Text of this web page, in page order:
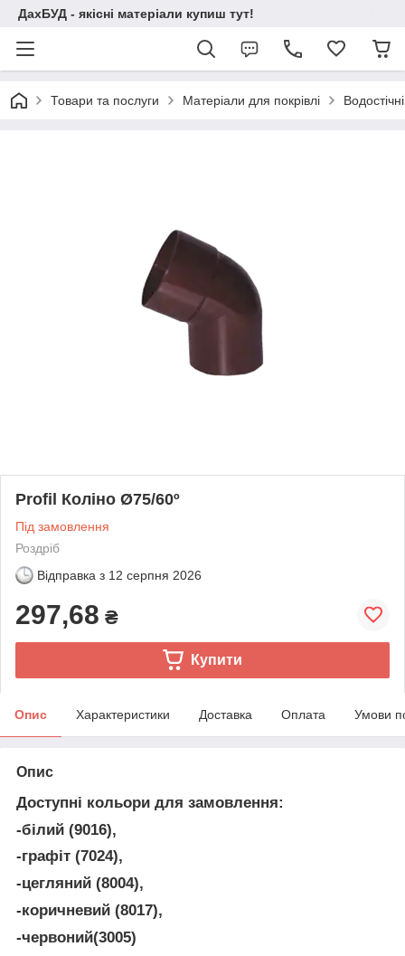
ДахБУД - якісні матеріали купиш тут!
Товари та послуги Матеріали для покрівлі
Profil Коліно Ø75/60º
Під замовлення
Роздріб
Відправка з 12 серпня 2026
297,68 ₴
Купити
Опис Характеристики Доставка Оплата Умови
Опис
Доступні кольори для замовлення:
-білий (9016),
-графіт (7024),
-цегляний (8004),
-коричневий (8017),
-червоний(3005)